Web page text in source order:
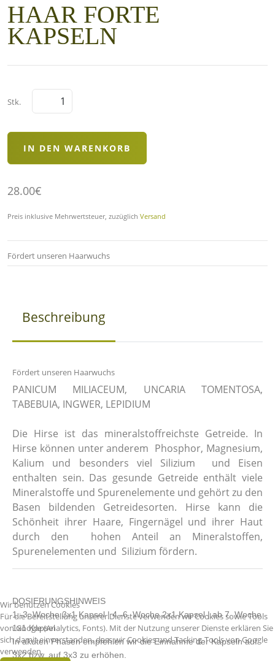
HAAR FORTE
KAPSELN
Stk.
28.00€
Preis inklusive Mehrwertsteuer, zuzüglich Versand
Fördert unseren Haarwuchs
Beschreibung
Fördert unseren Haarwuchs
PANICUM MILIACEUM, UNCARIA TOMENTOSA,
TABEBUIA, INGWER, LEPIDIUM
Die Hirse ist das mineralstoffreichste Getreide. In
Hirse können unter anderem Phosphor, Magnesium,
Kalium und besonders viel Silizium und Eisen
enthalten sein. Das gesunde Getreide enthält viele
Mineralstoffe und Spurenelemente und gehört zu den
Basen bildenden Getreidesorten. Hirse kann die
Schönheit ihrer Haare, Fingernägel und ihrer Haut
durch den hohen Anteil an Mineralstoffen,
Spurenelementen und Silizium fördern.
DOSIERUNGSHINWEIS
1.-3. Woche 3x1 Kapsel | 4.-6. Woche 2x1 Kapsel | ab 7. Woche
1x1 Kapsel
In akuten Phasen empfehlen wir die Einnahme der Kapseln auf
3x2 bzw. auf 3x3 zu erhöhen.
Wir benutzen Cookies
Für die Bereitstellung unserer Dienste verwenden wir Cookies sowie Tools
von Google (Analytics, Fonts). Mit der Nutzung unserer Dienste erklären Sie
sich damit einverstanden, dass wir Cookies und Tacking-Tools von Google
verwenden.